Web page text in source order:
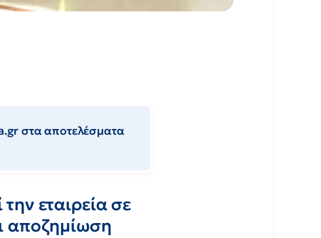
στα αποτελέσματα
εταιρεία σε
αποζημίωση